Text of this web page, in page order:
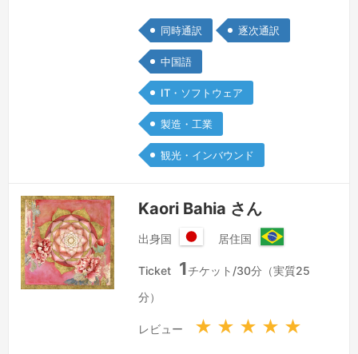
します。日本人の夫と幼い息子と一緒に
暮らしています。好きな食べ物は、おは
ぎ。続きを見る »
同時通訳 逐次通訳
中国語
IT・ソフトウェア
製造・工業
観光・インバウンド
Kaori Bahia さん
出身国
本
居住国
ラ
連
Ticket 1チケット/30分（実質25
分）
レビュー ★ ★ ★ ★ ★